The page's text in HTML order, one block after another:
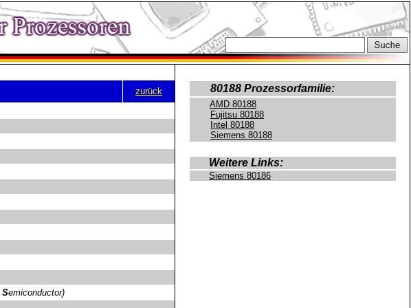
zurück
Semiconductor)
80188 Prozessorfamilie:
AMD 80188
Fujitsu 80188
Intel 80188
Siemens 80188
Weitere Links:
Siemens 80186